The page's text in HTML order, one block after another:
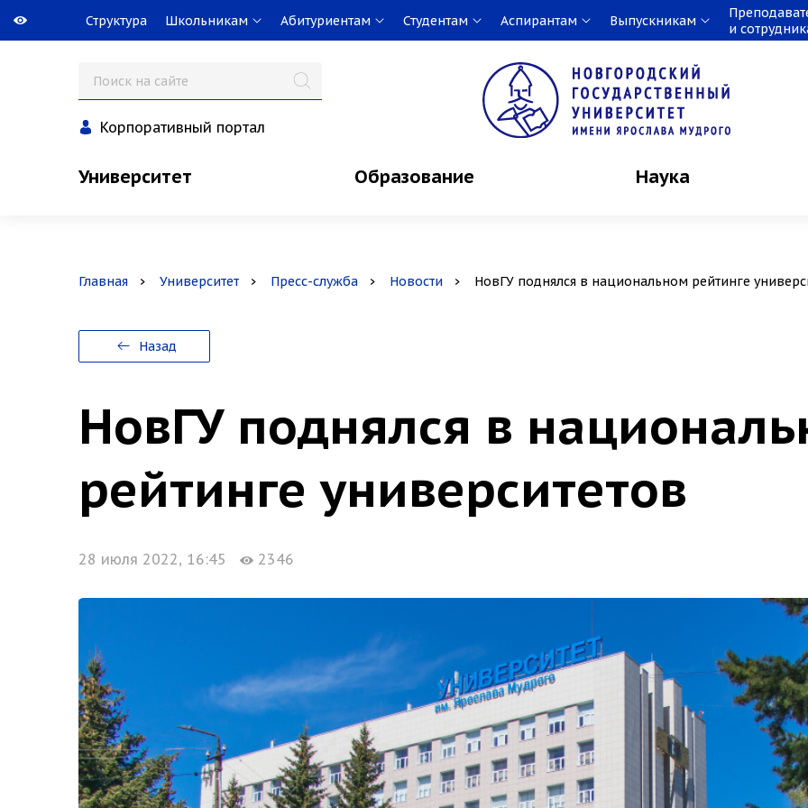
Структура Школьникам Абитуриентам Студентам Аспирантам Выпускникам
и
Корпоративный портал
Университет Образование Наука
Главная Университет Пресс-служба Новости НовГУ поднялся в национальном рейтинге
Назад
НовГУ поднялся в
рейтинге университетов
28 июля 2022, 16:45 2346